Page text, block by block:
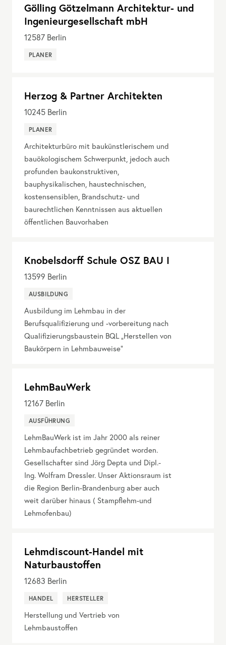
Gölling Götzelmann Architektur- und
Ingenieurgesellschaft mbH
12587 Berlin
PLANER
Herzog & Partner Architekten
10245 Berlin
PLANER
Architekturbüro mit baukünstlerischem und
bauökologischem Schwerpunkt, jedoch auch
profunden baukonstruktiven,
bauphysikalischen, haustechnischen,
kostensensiblen, Brandschutz- und
baurechtlichen Kenntnissen aus aktuellen
öffentlichen Bauvorhaben
Knobelsdorff Schule OSZ BAU I
13599 Berlin
AUSBILDUNG
Ausbildung im Lehmbau in der
Berufsqualifizierung und -vorbereitung nach
Qualifizierungsbaustein BQL „Herstellen von
Baukörpern in Lehmbauweise“
LehmBauWerk
12167 Berlin
AUSFÜHRUNG
LehmBauWerk ist im Jahr 2000 als reiner
Lehmbaufachbetrieb gegründet worden.
Gesellschafter sind Jörg Depta und Dipl.-
Ing. Wolfram Dressler. Unser Aktionsraum ist
die Region Berlin-Brandenburg aber auch
weit darüber hinaus ( Stampflehm-und
Lehmofenbau)
Lehmdiscount-Handel mit
Naturbaustoffen
12683 Berlin
HANDEL HERSTELLER
Herstellung und Vertrieb von
Lehmbaustoffen